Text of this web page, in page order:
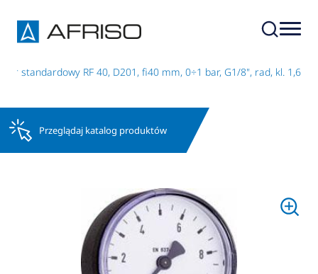
standardowy RF 40, D201, fi40 mm, 0÷1 bar, G1/8", rad, kl. 1,6
Przeglądaj katalog produktów